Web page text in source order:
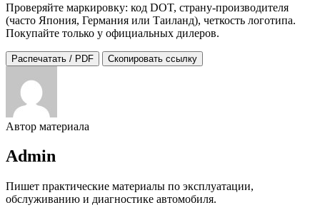
Проверяйте маркировку: код DOT, страну-производителя
(часто Япония, Германия или Таиланд), четкость логотипа.
Покупайте только у официальных дилеров.
Распечатать / PDF Скопировать ссылку
Автор материала
Admin
Пишет практические материалы по эксплуатации,
обслуживанию и диагностике автомобиля.